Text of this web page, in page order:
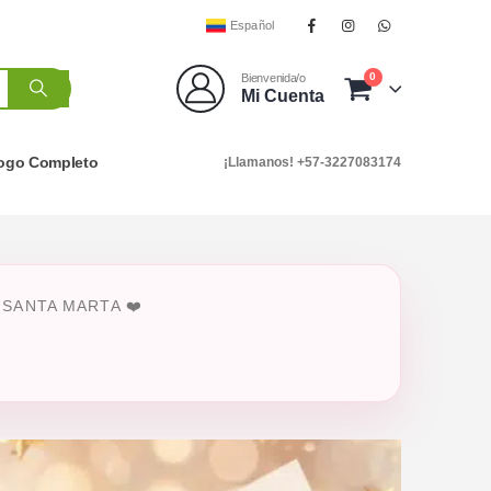
Español
Bienvenida/o
Mi Cuenta
0
Completo ¡Llamanos! +57-3227083174
MARTA ❤️